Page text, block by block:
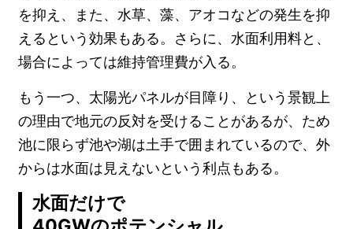
を抑え、また、水草、藻、アオコなどの発生を抑
えるという効果もある。さらに、水面利用料と、
場合によっては維持管理費が入る。
もう一つ、太陽光パネルが目障り、という景観上
の理由で地元の反対を受けることがあるが、ため
池に限らず池や湖は土手で囲まれているので、外
からは水面は見えないという利点もある。
水面だけで